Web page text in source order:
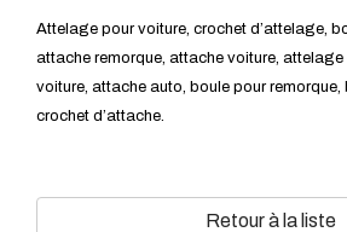
Attelage pour voiture, crochet d’attelage,
attache remorque, attache voiture,
voiture, attache auto, boule pour remorque,
crochet d’attache.
Retour à la liste